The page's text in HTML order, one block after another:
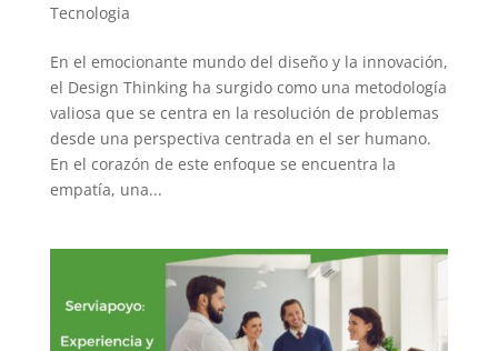
Tecnologia
En el emocionante mundo del diseño y la innovación,
el Design Thinking ha surgido como una metodología
valiosa que se centra en la resolución de problemas
desde una perspectiva centrada en el ser humano.
En el corazón de este enfoque se encuentra la
empatía, una...